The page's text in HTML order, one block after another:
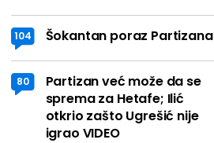
104 Šokantan poraz Partizana
80
Partizan već može da se
sprema za Hetafe; Ilić
otkrio zašto Ugrešić nije
igrao VIDEO